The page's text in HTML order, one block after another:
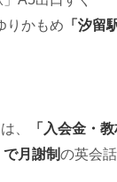
りかもめ 「汐留
、
「入会金・
月謝制の英会